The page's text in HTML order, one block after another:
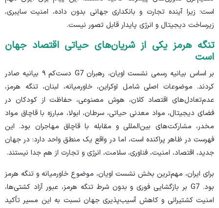
است؛ زیرا آینده تجارت و بانکداری جهانی بدون داده، امنیت سایبری،
زیرساخت دیجیتال و انرژی پایدار قابل تصور نیست.
تنگه هرمز یکی از شریان‌های حیاتی اقتصاد جهان
است
بر اساس بیانیه رسمی نشست اویان، رهبران G7 دست‌کم ۹ بیانیه صادر
کردند. موضوعات اصلی شامل اوکراین، خاورمیانه، لبنان، تنگه هرمز،
عدم‌تعادل‌های اقتصاد کلان، هوش مصنوعی، حفاظت از کودکان در
فضای دیجیتال، مواد معدنی حیاتی، سرطان، ابولا، مبارزه با قاچاق مواد
مخدر، مشارکت‌های بین‌المللی و مقابله با قاچاق مهاجران بود. این
فهرست در ظاهر پراکنده است، اما در واقع یک منطق واحد دارد: در جهان
جدید، اقتصاد، امنیت، فناوری، سلامت، انرژی و تجارت از هم جدا نیستند.
برای ایران، مهم‌ترین بخش نشست اویان، موضوع خاورمیانه و تنگه هرمز
بود. G7 بر بازگشایی فوری و بدون شرط تنگه هرمز، عبور آزاد کشتی‌ها،
امنیت کشتیرانی و کاهش آسیب‌پذیری جهان نسبت به این مسیر تأکید